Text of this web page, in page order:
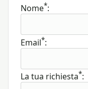
Nome*:
Email*:
La tua richiesta*: